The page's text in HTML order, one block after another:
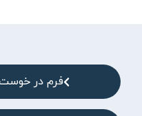
فرم در